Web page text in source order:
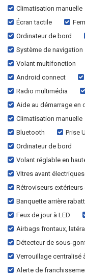
Climatisation manuelle
Écran tactile
Ordinateur de bord
Système de navigation
Volant multifonction
Android connect
Radio multimédia
Aide au démarrage en
Climatisation manuelle
Bluetooth
Prise
Ordinateur de bord
Volant réglable en
Vitres avant électriques
Rétroviseurs
Banquette arrière
Feux de jour à LED
Airbags frontaux,
Détecteur de sous-
Verrouillage centralisé
Alerte de